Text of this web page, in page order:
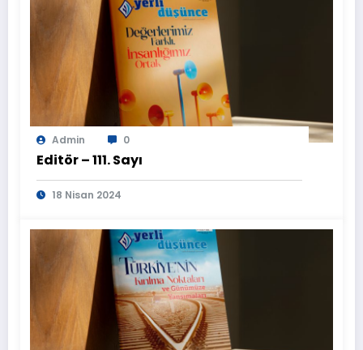
Admin 0
Editör – 111. Sayı
18 Nisan 2024